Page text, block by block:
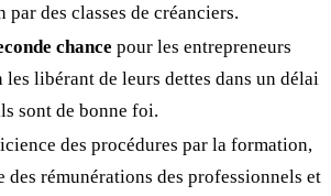
des classes de créanciers.
chance pour les entrepreneurs
les libérant de leurs dettes dans un délai
sont de bonne foi.
des procédures par la formation,
des rémunérations des professionnels et